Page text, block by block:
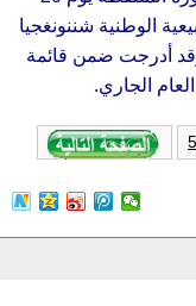
الوطنية شننونغجيا
أدرجت ضمن قائمة
العام الجاري.
5